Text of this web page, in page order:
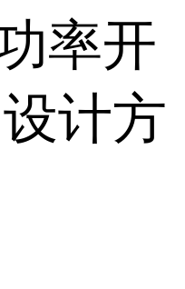
率开
计方